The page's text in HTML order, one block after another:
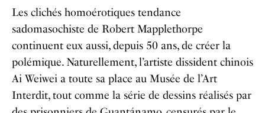
Les clichés homoérotiques tendance
sadomasochiste de Robert Mapplethorpe
continuent eux aussi, depuis 50 ans, de créer la
polémique. Naturellement, l’artiste dissident chinois
Ai Weiwei a toute sa place au Musée de l’Art
Interdit, tout comme la série de dessins réalisés par